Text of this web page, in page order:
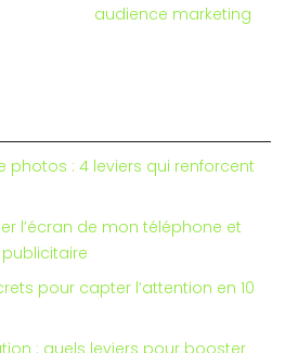
audience marketing
photos : 4 leviers qui renforcent
l’écran de mon téléphone et
pour capter l’attention en 10
: quels leviers pour booster